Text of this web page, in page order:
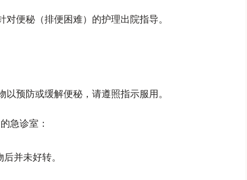
便秘（排便困难）的护理出院指导。
预防或缓解便秘，请遵照指示服用。
急诊室：
并未好转。